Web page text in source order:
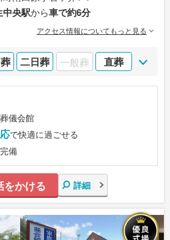
中央駅から車で約6分
アクセス情報についてもっと見る
二日葬 一般葬 直葬
儀会館
で快適に過ごせる
備
をかける 詳細